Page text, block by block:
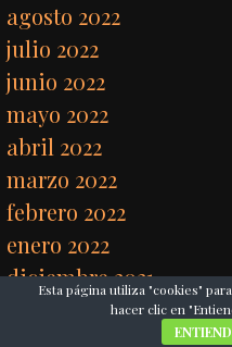
agosto 2022
julio 2022
junio 2022
mayo 2022
abril 2022
marzo 2022
febrero 2022
enero 2022
diciembre 2021
noviembre 2021
Esta página utiliza "cookies"
hacer clic en